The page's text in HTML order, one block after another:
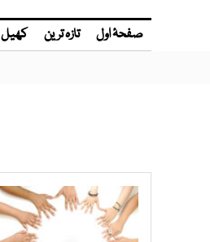
صفحۂ اول تازہ ترین کھیل